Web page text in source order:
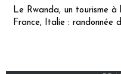
Le Rwanda, un tourisme
France, Italie : randonnée